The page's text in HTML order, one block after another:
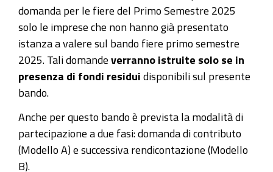
domanda per le fiere del Primo Semestre 2025
solo le imprese che non hanno già presentato
istanza a valere sul bando fiere primo semestre
2025. Tali domande verranno istruite solo se in
presenza di fondi residui disponibili sul presente
bando.
Anche per questo bando è prevista la modalità di
partecipazione a due fasi: domanda di contributo
(Modello A) e successiva rendicontazione (Modello
B).